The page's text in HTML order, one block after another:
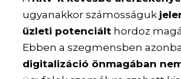
ugyanakkor számosságuk
üzleti potenciált hordoz
Ebben a szegmensben
digitalizáció önmagában